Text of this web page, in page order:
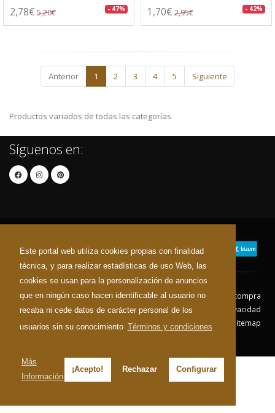
Este portal web utiliza cookies propias con finalidad
técnica, y para realizar estadísticas de uso Web, las
cookies se usan para la personalización de anuncios
que en ningún caso hacen identificable al usuario no
recaba ni cede datos de carácter personal de los
usuarios sin su conocimiento Términos y condiciones
Más
Información
¡Acepto! Rechazar Configurar
2,78€ 5,20€ - 47% 1,70€ 2,95€ - 42%
Anterior 1 2 3 4 5 Siguiente
Productos variados de todas las categorías
Síguenos en:
Contacto Aviso Legal
Condiciones de compra
Política de envíos
Política de devolución
Política de Privacidad
Política de Cookies
Sitemap